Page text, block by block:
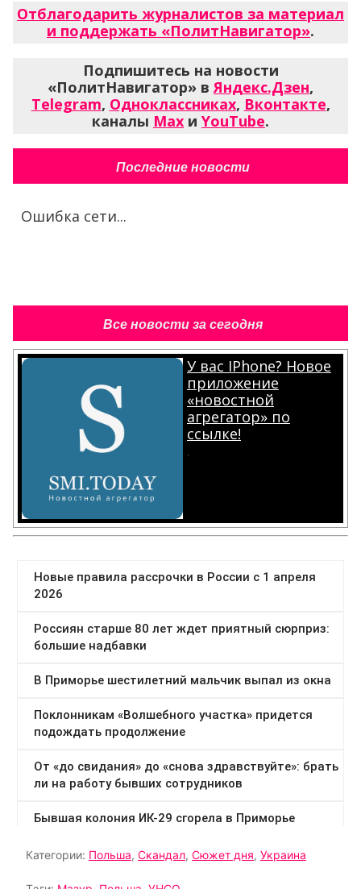
Отблагодарить журналистов за материал
и поддержать «ПолитНавигатор».
Подпишитесь на новости
«ПолитНавигатор» вЯндекс.Дзен,
Telegram, Одноклассниках, Вконтакте,
каналы Max и YouTube.
Последние новости
Ошибка сети...
Все новости за сегодня
У вас IPhone? Новое
приложение
«новостной
агрегатор» по
ссылке!
.
Категории: Польша, Скандал, Сюжет дня, Украина